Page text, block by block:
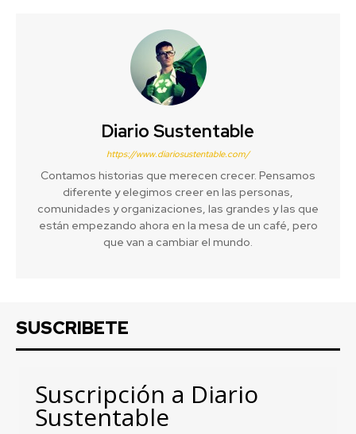
Diario Sustentable
https://www.diariosustentable.com/
Contamos historias que merecen crecer. Pensamos
diferente y elegimos creer en las personas,
comunidades y organizaciones, las grandes y las que
están empezando ahora en la mesa de un café, pero
que van a cambiar el mundo.
SUSCRIBETE
Suscripción a Diario
Sustentable